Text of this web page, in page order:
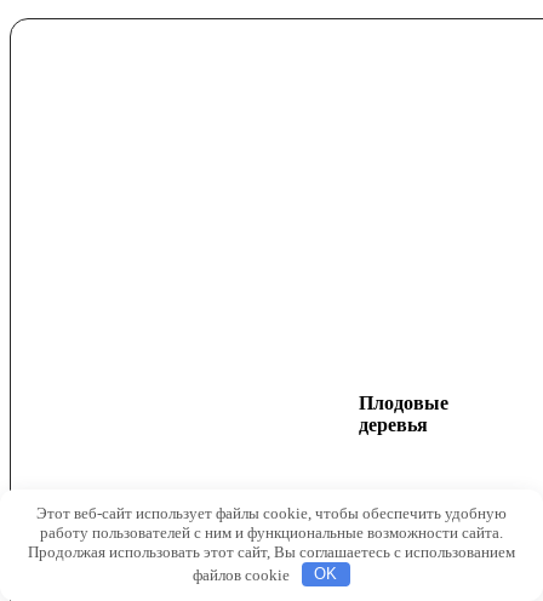
Плодовые
деревья
Этот веб-сайт использует файлы cookie, чтобы обеспечить удобную
работу пользователей с ним и функциональные возможности сайта.
Продолжая использовать этот сайт, Вы соглашаетесь с использованием
файлов cookie
OK